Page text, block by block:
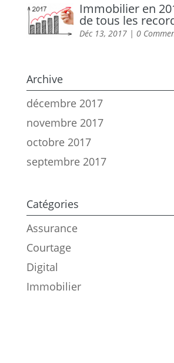
Immobilier en
de tous les
Déc 13, 2017| 0
Archive
décembre 2017
novembre 2017
octobre 2017
septembre 2017
Catégories
Assurance
Courtage
Digital
Immobilier